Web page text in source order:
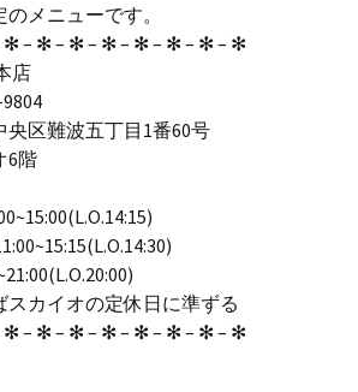
メニューです。
– ✻ – ✻ – ✻ – ✻ – ✻ – ✻ – ✻
店
央区難波五丁目1番60号
6階
スカイオの定休日に準ずる
– ✻ – ✻ – ✻ – ✻ – ✻ – ✻ – ✻